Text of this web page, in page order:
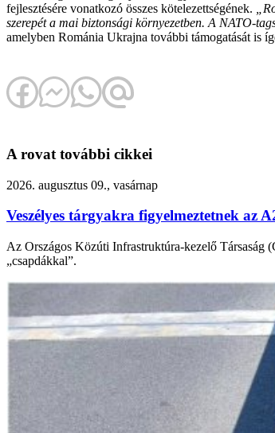
fejlesztésére vonatkozó összes kötelezettségének.
szerepét a mai biztonsági környezetben. A NATO-
amelyben Románia Ukrajna további támogatását is
A rovat további cikkei
2026. augusztus 09., vasárnap
Veszélyes tárgyakra figyelmeztetnek az
Az Országos Közúti Infrastruktúra-kezelő Társaság
„csapdákkal”.